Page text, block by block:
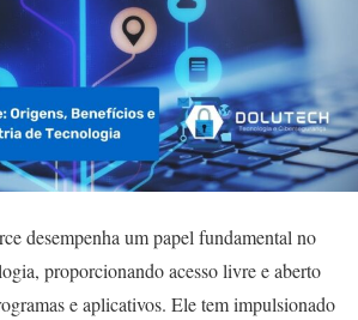
desempenha um papel fundamental no
proporcionando acesso livre e aberto
e aplicativos. Ele tem impulsionado